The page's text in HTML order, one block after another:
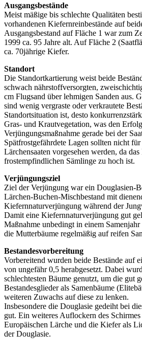
Ausgangsbestände
Meist mäßige bis schlechte Qualitäten
vorhandenen Kiefernreinbestände auf
Ausgangsbestand auf Fläche 1 war zum
1999 ca. 95 Jahre alt. Auf Fläche 2
ca. 70jährige Kiefer.
Standort
Die Standortkartierung weist beide
schwach nährstoffversorgten,
cm Flugsand über lehmigen Sanden aus.
sind wenig vergraste oder verkrautete
Standortsituation ist, desto
Gras- und Krautvegetation, was den
Verjüngungsmaßnahme gerade bei der
Spätfrostgefährdete Lagen sollten nicht
Lärchensaaten vorgesehen werden, da
frostempfindlichen Sämlinge zu hoch ist.
Verjüngungsziel
Ziel der Verjüngung war ein Douglasien-
Lärchen-Buchen-Mischbestand mit
Kiefernnaturverjüngung während der
Damit eine Kiefernnaturverjüngung gut
Maßnahme unbedingt in einem
die Mutterbäume regelmäßig auf reifen
Bestandesvorbereitung
Vorbereitend wurden beide Bestände auf
von ungefähr 0,5 herabgesetzt. Dabei
schlechtesten Bäume genutzt, um die gut
Bestandesglieder als Samenbäume
weiteren Zuwachs auf diese zu lenken.
Insbesondere die Douglasie gedeiht bei
gut. Ein weiteres Auflockern des
Europäischen Lärche und die Kiefer als
der Douglasie.